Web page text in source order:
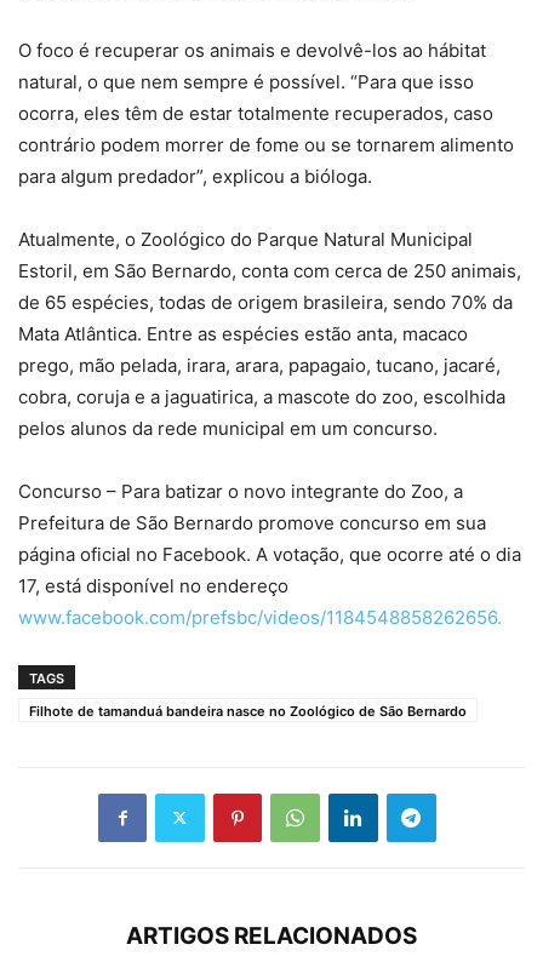
O foco é recuperar os animais e devolvê-los ao hábitat
natural, o que nem sempre é possível. “Para que isso
ocorra, eles têm de estar totalmente recuperados, caso
contrário podem morrer de fome ou se tornarem alimento
para algum predador”, explicou a bióloga.
Atualmente, o Zoológico do Parque Natural Municipal
Estoril, em São Bernardo, conta com cerca de 250 animais,
de 65 espécies, todas de origem brasileira, sendo 70% da
Mata Atlântica. Entre as espécies estão anta, macaco
prego, mão pelada, irara, arara, papagaio, tucano, jacaré,
cobra, coruja e a jaguatirica, a mascote do zoo, escolhida
pelos alunos da rede municipal em um concurso.
Concurso – Para batizar o novo integrante do Zoo, a
Prefeitura de São Bernardo promove concurso em sua
página oficial no Facebook. A votação, que ocorre até o dia
17, está disponível no endereço
www.facebook.com/prefsbc/videos/1184548858262656.
TAGS
Filhote de tamanduá bandeira nasce no Zoológico de São Bernardo
ARTIGOS RELACIONADOS